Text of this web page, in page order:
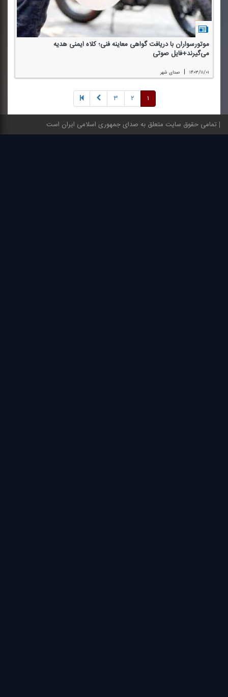
موتورسواران با دریافت گواهی معاینه فنی؛ كلاه ایمنی هدیه
می‌گیرند+فایل صوتی
۱۴۰۳/۱۱/۰۱ | صدای شهر
۱ ۲ ۳
تمامی حقوق سایت متعلق به صدای جمهوری اسلامی ایران است